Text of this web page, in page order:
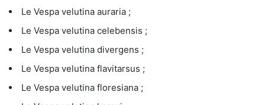
Le Vespa velutina auraria ;
Le Vespa velutina celebensis ;
Le Vespa velutina divergens ;
Le Vespa velutina flavitarsus ;
Le Vespa velutina floresiana ;